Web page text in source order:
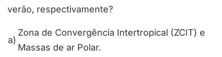
verão, respectivamente?
a)
Zona de Convergência Intertropical (ZCIT) e
Massas de ar Polar.